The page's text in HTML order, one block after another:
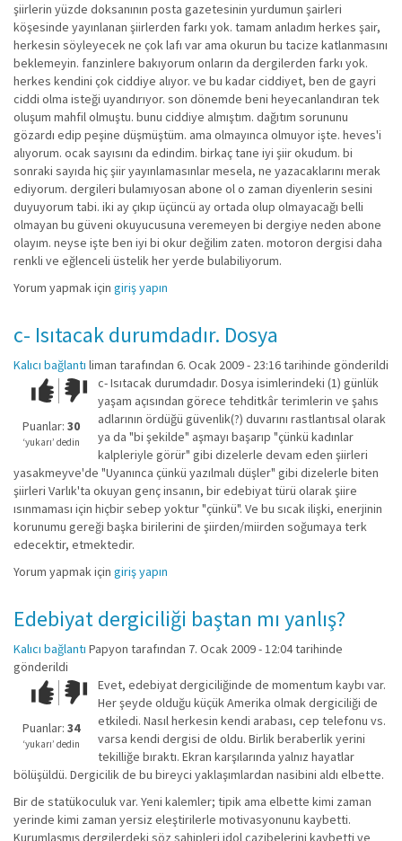
şiirlerin yüzde doksanının posta gazetesinin yurdumun şairleri
köşesinde yayınlanan şiirlerden farkı yok. tamam anladım herkes şair,
herkesin söyleyecek ne çok lafı var ama okurun bu tacize katlanmasını
beklemeyin. fanzinlere bakıyorum onların da dergilerden farkı yok.
herkes kendini çok ciddiye alıyor. ve bu kadar ciddiyet, ben de gayri
ciddi olma isteği uyandırıyor. son dönemde beni heyecanlandıran tek
oluşum mahfil olmuştu. bunu ciddiye almıştım. dağıtım sorununu
gözardı edip peşine düşmüştüm. ama olmayınca olmuyor işte. heves'i
alıyorum. ocak sayısını da edindim. birkaç tane iyi şiir okudum. bi
sonraki sayıda hiç şiir yayınlamasınlar mesela, ne yazacaklarını merak
ediyorum. dergileri bulamıyosan abone ol o zaman diyenlerin sesini
duyuyorum tabi. iki ay çıkıp üçüncü ay ortada olup olmayacağı belli
olmayan bu güveni okuyucusuna veremeyen bi dergiye neden abone
olayım. neyse işte ben iyi bi okur değilim zaten. motoron dergisi daha
renkli ve eğlenceli üstelik her yerde bulabiliyorum.
Yorum yapmak için giriş yapın
c- Isıtacak durumdadır. Dosya
Kalıcı bağlantı liman tarafından 6. Ocak 2009 - 23:16 tarihinde gönderildi
Çok iyi!O
kadar
iyi
değil!
Puanlar: 30
‘yukarı’ dedin
c- Isıtacak durumdadır. Dosya isimlerindeki (1) günlük
yaşam açısından görece tehditkâr terimlerin ve şahıs
adlarının ördüğü güvenlik(?) duvarını rastlantısal olarak
ya da "bi şekilde" aşmayı başarıp "çünkü kadınlar
kalpleriyle görür" gibi dizelerle devam eden şiirleri
yasakmeyve'de "Uyanınca çünkü yazılmalı düşler" gibi dizelerle biten
şiirleri Varlık'ta okuyan genç insanın, bir edebiyat türü olarak şiire
ısınmaması için hiçbir sebep yoktur "çünkü". Ve bu sıcak ilişki, enerjinin
korunumu gereği başka birilerini de şiirden/miirden soğumaya terk
edecektir, etmektedir.
Yorum yapmak için giriş yapın
Edebiyat dergiciliği baştan mı yanlış?
Kalıcı bağlantı Papyon tarafından 7. Ocak 2009 - 12:04 tarihinde
gönderildi
Çok iyi!O
kadar
iyi
değil!
Puanlar: 34
‘yukarı’ dedin
Evet, edebiyat dergiciliğinde de momentum kaybı var.
Her şeyde olduğu küçük Amerika olmak dergiciliği de
etkiledi. Nasıl herkesin kendi arabası, cep telefonu vs.
varsa kendi dergisi de oldu. Birlik beraberlik yerini
tekilliğe bıraktı. Ekran karşılarında yalnız hayatlar
bölüşüldü. Dergicilik de bu bireyci yaklaşımlardan nasibini aldı elbette.
Bir de statükoculuk var. Yeni kalemler; tipik ama elbette kimi zaman
yerinde kimi zaman yersiz eleştirilerle motivasyonunu kaybetti.
Kurumlaşmış dergilerdeki söz sahipleri idol cazibelerini kaybetti ve